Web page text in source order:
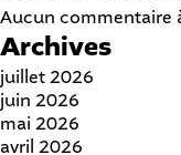
Aucun commentaire
Archives
juillet 2026
juin 2026
mai 2026
avril 2026